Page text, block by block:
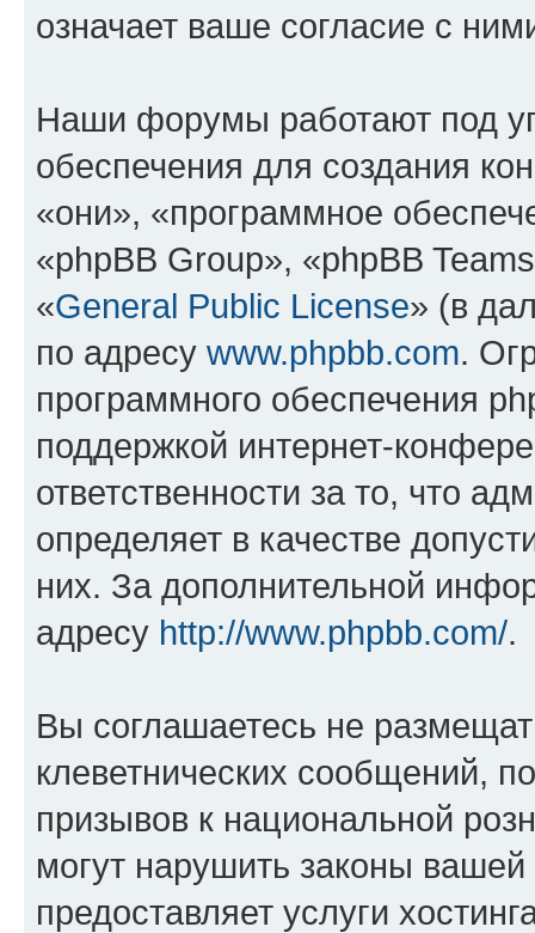
означает ваше согласие с
Наши форумы работают под
обеспечения для создания
«они», «программное
«phpBB Group», «phpBB
«General Public License» (в
по адресу www.phpbb.com.
программного обеспечения
поддержкой интернет-
ответственности за то, что
определяет в качестве
них. За дополнительной
адресу http://www.phpbb.com/.
Вы соглашаетесь не
клеветнических сообщений,
призывов к национальной
могут нарушить законы
предоставляет услуги